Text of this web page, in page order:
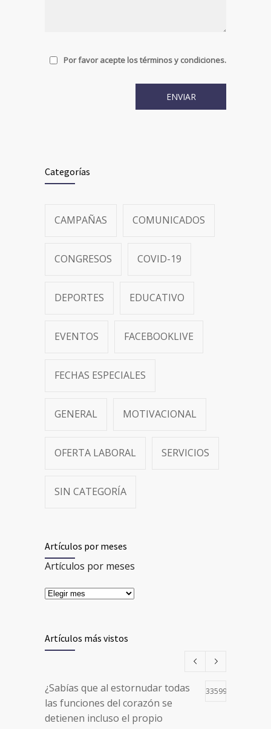
Por favor acepte los términos y condiciones.
Categorías
CAMPAÑAS COMUNICADOS
CONGRESOS COVID-19
DEPORTES EDUCATIVO
EVENTOS FACEBOOKLIVE
FECHAS ESPECIALES
GENERAL MOTIVACIONAL
OFERTA LABORAL SERVICIOS
SIN CATEGORÍA
Artículos por meses
Artículos por meses
Artículos más vistos
¿Sabías que al estornudar todas
las funciones del corazón se
detienen incluso el propio
33599